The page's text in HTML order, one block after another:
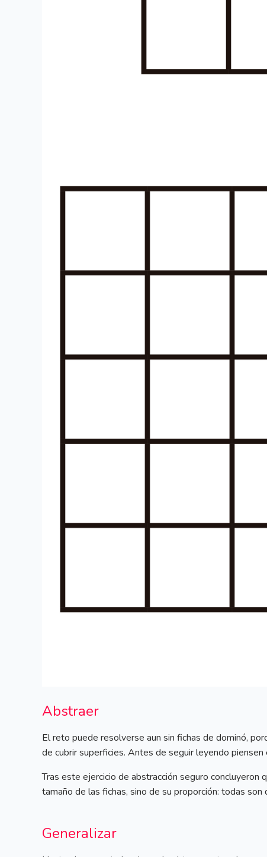
Abstraer
El reto puede resolverse aun sin fichas de dominó,
de cubrir superficies. Antes de seguir leyendo piensen
Tras este ejercicio de abstracción seguro
tamaño de las fichas, sino de su proporción: todas
Generalizar